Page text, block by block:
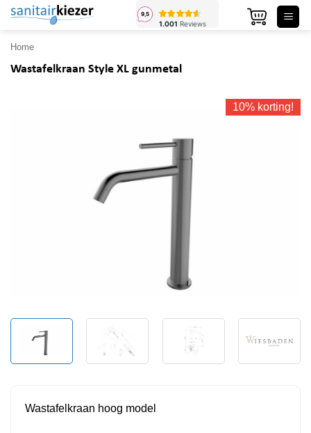
Ga
inhoud
Home
Wastafelkraan Style XL gunmetal
10% korting!
Wastafelkraan hoog model